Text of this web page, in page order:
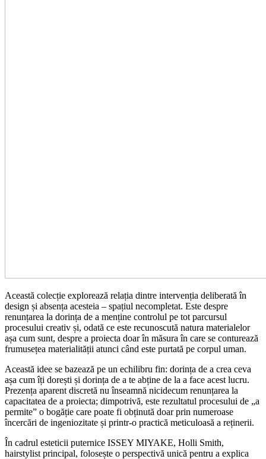
Această colecție explorează relația dintre intervenția deliberată în
design și absența acesteia – spațiul necompletat. Este despre
renunțarea la dorința de a menține controlul pe tot parcursul
procesului creativ și, odată ce este recunoscută natura materialelor
așa cum sunt, despre a proiecta doar în măsura în care se conturează
frumusețea materialității atunci când este purtată pe corpul uman.
Această idee se bazează pe un echilibru fin: dorința de a crea ceva
așa cum îți dorești și dorința de a te abține de la a face acest lucru.
Prezența aparent discretă nu înseamnă nicidecum renunțarea la
capacitatea de a proiecta; dimpotrivă, este rezultatul procesului de „a
permite” o bogăție care poate fi obținută doar prin numeroase
încercări de ingeniozitate și printr-o practică meticuloasă a reținerii.
În cadrul esteticii puternice ISSEY MIYAKE, Holli Smith,
hairstylist principal, folosește o perspectivă unică pentru a explica